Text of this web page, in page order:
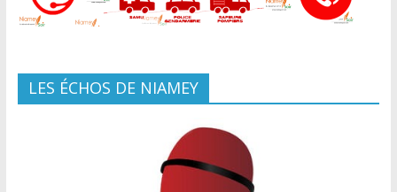
LES ÉCHOS DE NIAMEY